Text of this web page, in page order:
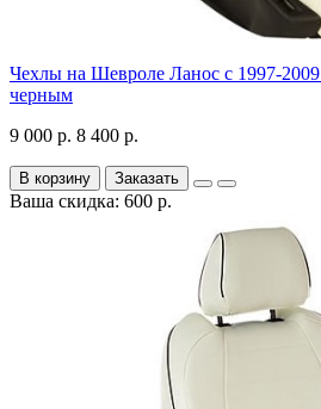
Чехлы на Шевроле Ланос с 1997-
черным
9 000 р. 8 400 р.
В корзину Заказать
Ваша скидка: 600 р.